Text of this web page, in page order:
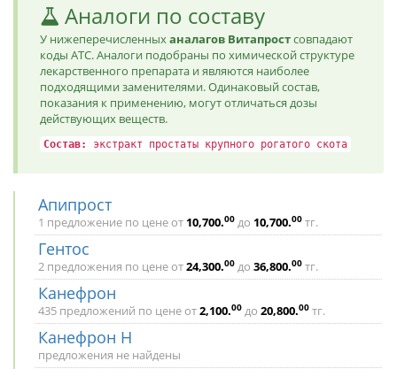
Аналоги по составу
У нижеперечисленныханалагов Витапростсовпадают
коды ATC. Аналоги подобраны по химической структуре
лекарственного препарата и являются наиболее
подходящими заменителями. Одинаковый состав,
показания к применению, могут отличаться дозы
действующих веществ.
Состав: экстракт простаты крупного рогатого скота
Апипрост
1 предложение по цене от 10,700.00 до 10,700.00 тг.
Гентос
2 предложения по цене от24,300.00 до 36,800.00 тг.
Канефрон
435 предложений по цене от2,100.00 до 20,800.00 тг.
Канефрон Н
предложения не найдены